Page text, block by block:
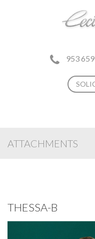
953
ATTACHMENTS
THESSA-B